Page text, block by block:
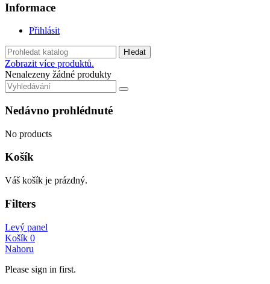
Informace
Přihlásit
Hledat
Zobrazit více produktů.
Nenalezeny žádné produkty
Nedávno prohlédnuté
No products
Košík
Váš košík je prázdný.
Filters
Levý panel
Košík 0
Nahoru
Please sign in first.